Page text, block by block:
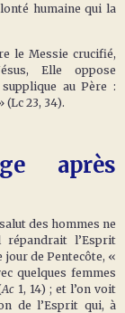
humaine qui la
Messie crucifié,
Elle oppose
au Père :
23, 34).
après
des hommes ne
répandrait l’Esprit
de Pentecôte, «
quelques femmes
Ac 1, 14) ; et l’on voit
de l’Esprit qui, à